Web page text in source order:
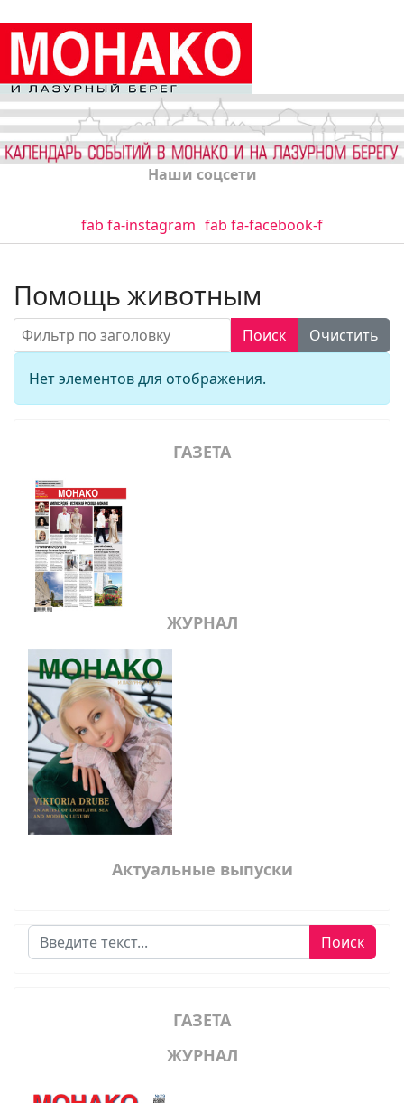
Наши соцсети
fab fa-instagram fab fa-facebook-f
Помощь животным
Фильтр по заголовку Поиск
Очистить
Кол-во
Информация
Нет элементов для отображения.
ГАЗЕТА
ЖУРНАЛ
Актуальные выпуски
Поиск Поиск
ГАЗЕТА
ЖУРНАЛ